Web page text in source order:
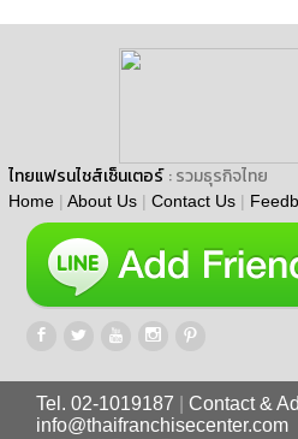
ไทยแฟรนไชส์เซ็นเตอร์ : รวมธุรกิจไทย
Home | About Us | Contact Us |
Tel. 02-1019187
Contact &
info@thaifranchisecenter.com